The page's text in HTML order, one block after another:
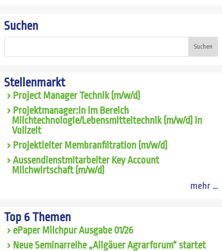
Suchen
Suchen
Stellenmarkt
Project Manager Technik (m/w/d)
Projektmanager:in im Bereich
Milchtechnologie/Lebensmitteltechnik (m/w/d) in
Vollzeit
Projektleiter Membranfiltration (m/w/d)
Aussendienstmitarbeiter Key Account
Milchwirtschaft (m/w/d)
mehr …
Top 6 Themen
ePaper Milchpur Ausgabe 01/26
Neue Seminarreihe „Allgäuer Agrarforum“ startet